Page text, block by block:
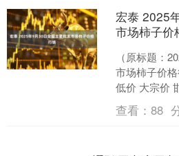
宏泰 2025
市场柿子价
（原标题：
市场柿子价
低价 大宗价
理有限公司
查看：88